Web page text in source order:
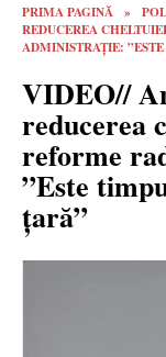
PRIMA PAGINĂ »
REDUCEREA
ADMINISTRAȚIE:
VIDEO//
reducerea
reforme
”Este
țară”